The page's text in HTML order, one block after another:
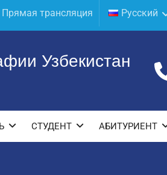
Прямая трансляция Русский
Узбекистан
СТУДЕНТ АБИТУРИЕНТ